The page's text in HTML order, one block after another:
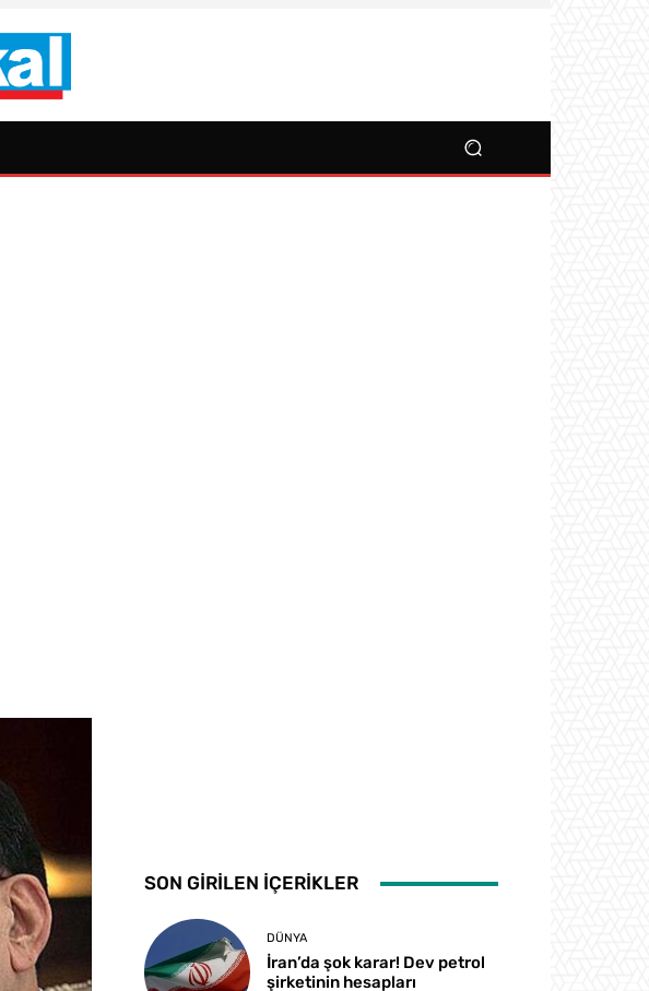
SON GİRİLEN İÇERİKLER
DÜNYA
İran’da şok karar! Dev petrol
şirketinin hesapları